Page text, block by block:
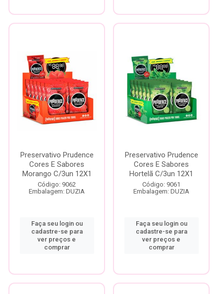
Preservativo Prudence
Cores E Sabores
Morango C/3un 12X1
Código: 9062
Embalagem: DUZIA
Faça seu login ou
cadastre-se para
ver preços e
comprar
Preservativo Prudence
Cores E Sabores
Hortelã C/3un 12X1
Código: 9061
Embalagem: DUZIA
Faça seu login ou
cadastre-se para
ver preços e
comprar